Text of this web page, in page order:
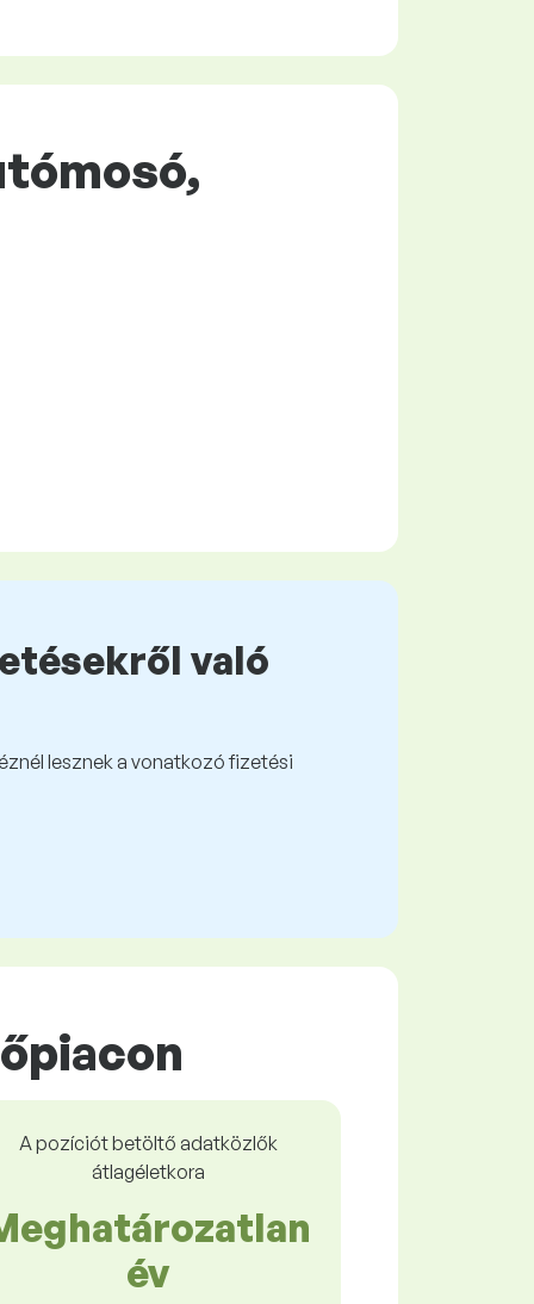
való
lesznek a vonatkozó fizetési
A pozíciót betöltő adatközlők
átlagéletkora
év